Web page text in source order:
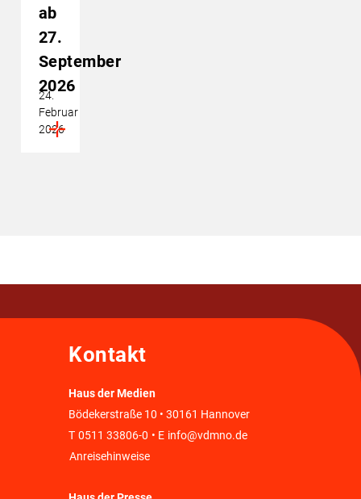
ab
27.
September
2026
24.
Februar
2026
Kontakt
Haus der Medien
Bödekerstraße 10 • 30161 Hannover
T 0511 33806-0 • E info@vdmno.de
Anreisehinweise